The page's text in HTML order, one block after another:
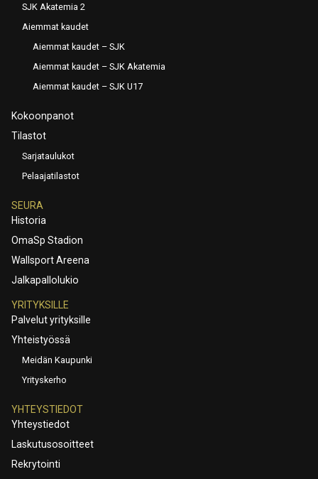
SJK Akatemia 2
Aiemmat kaudet
Aiemmat kaudet – SJK
Aiemmat kaudet – SJK Akatemia
Aiemmat kaudet – SJK U17
Kokoonpanot
Tilastot
Sarjataulukot
Pelaajatilastot
SEURA
Historia
OmaSp Stadion
Wallsport Areena
Jalkapallolukio
YRITYKSILLE
Palvelut yrityksille
Yhteistyössä
Meidän Kaupunki
Yrityskerho
YHTEYSTIEDOT
Yhteystiedot
Laskutusosoitteet
Rekrytointi